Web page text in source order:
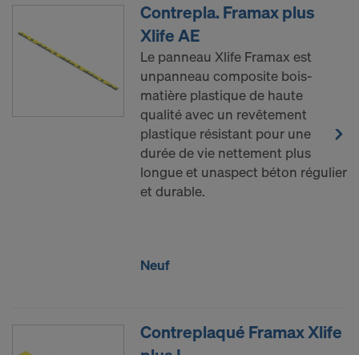
Contrepla. Framax plus
Xlife AE
Le panneau Xlife Framax est
unpanneau composite bois-
matière plastique de haute
qualité avec un revêtement
plastique résistant pour une
durée de vie nettement plus
longue et unaspect béton régulier
et durable.
Neuf
Contreplaqué Framax Xlife